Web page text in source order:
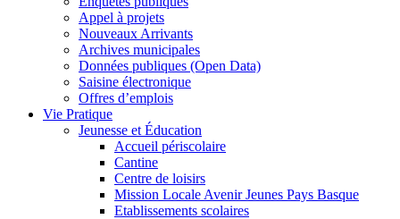
Appel à projets
Nouveaux Arrivants
Archives municipales
Données publiques (Open Data)
Saisine électronique
Offres d’emplois
Vie Pratique
Jeunesse et Éducation
Accueil périscolaire
Cantine
Centre de loisirs
Mission Locale Avenir Jeunes Pays Basque
Etablissements scolaires